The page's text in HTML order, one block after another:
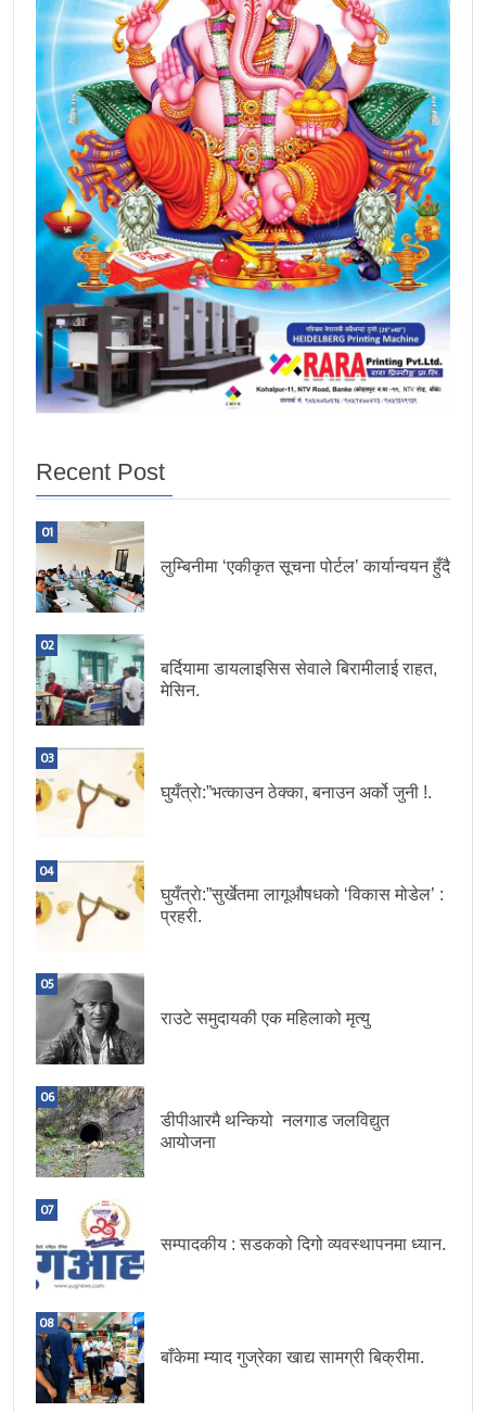
Recent Post
01
लुम्बिनीमा ‘एकीकृत सूचना पोर्टल’ कार्यान्वयन हुँदै
02
बर्दियामा डायलाइसिस सेवाले बिरामीलाई राहत,
मेसिन.
03
घुयँत्राे:”भत्काउन ठेक्का, बनाउन अर्को जुनी !.
04
घुयँत्राे:”सुर्खेतमा लागूऔषधको ‘विकास मोडेल’ :
प्रहरी.
05
राउटे समुदायकी एक महिलाको मृत्यु
06
डीपीआरमै थन्कियो नलगाड जलविद्युत
आयोजना
07
सम्पादकीय : सडकको दिगो व्यवस्थापनमा ध्यान.
08
बाँकेमा म्याद गुज्रेका खाद्य सामग्री बिक्रीमा.